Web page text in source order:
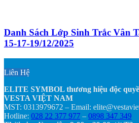
Danh Sách Lớp Sinh Trắc Vân
15-17-19/12/2025
Liên Hệ
ELITE SYMBOL thương hiệu độc
VESTA VIỆT NAM
MST: 0313979672 – Email:
Hotline: 028 22 377 977 – 0898 347 349